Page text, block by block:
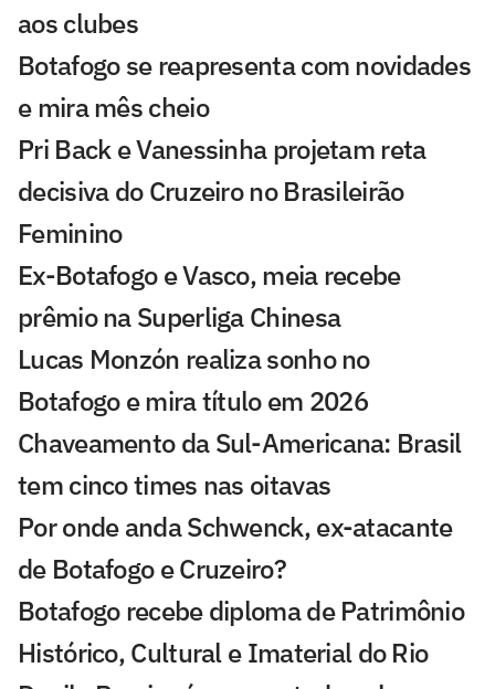
aos clubes
Botafogo se reapresenta com novidades
e mira mês cheio
Pri Back e Vanessinha projetam reta
decisiva do Cruzeiro no Brasileirão
Feminino
Ex-Botafogo e Vasco, meia recebe
prêmio na Superliga Chinesa
Lucas Monzón realiza sonho no
Botafogo e mira título em 2026
Chaveamento da Sul-Americana: Brasil
tem cinco times nas oitavas
Por onde anda Schwenck, ex-atacante
de Botafogo e Cruzeiro?
Botafogo recebe diploma de Patrimônio
Histórico, Cultural e Imaterial do Rio